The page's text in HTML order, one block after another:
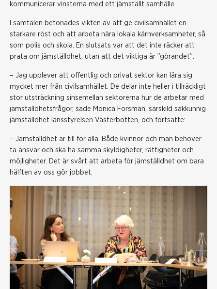
kommunicerar vinsterna med ett jämställt samhälle.
I samtalen betonades vikten av att ge civilsamhället en
starkare röst och att arbeta nära lokala kärnverksamheter, så
som polis och skola. En slutsats var att det inte räcker att
prata om jämställdhet, utan att det viktiga är ”görandet”.
– Jag upplever att offentlig och privat sektor kan lära sig
mycket mer från civilsamhället. De delar inte heller i tillräckligt
stor utsträckning sinsemellan sektorerna hur de arbetar med
jämställdhetsfrågor, sade Monica Forsman, särskild sakkunnig
jämställdhet länsstyrelsen Västerbotten, och fortsatte:
– Jämställdhet är till för alla. Både kvinnor och män behöver
ta ansvar och ska ha samma skyldigheter, rättigheter och
möjligheter. Det är svårt att arbeta för jämställdhet om bara
hälften av oss gör jobbet.